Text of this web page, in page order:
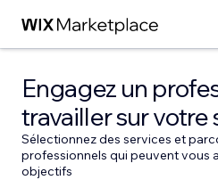
Engagez un
travailler sur votre
Sélectionnez des services et
professionnels qui peuvent vous
objectifs